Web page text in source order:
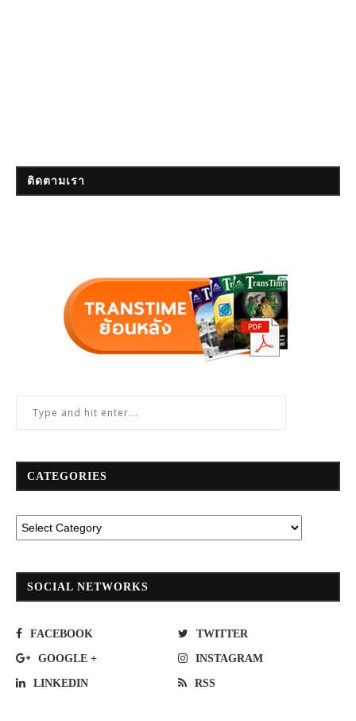
ติดตามเรา
CATEGORIES
SOCIAL NETWORKS
FACEBOOK TWITTER
GOOGLE + INSTAGRAM
LINKEDIN RSS